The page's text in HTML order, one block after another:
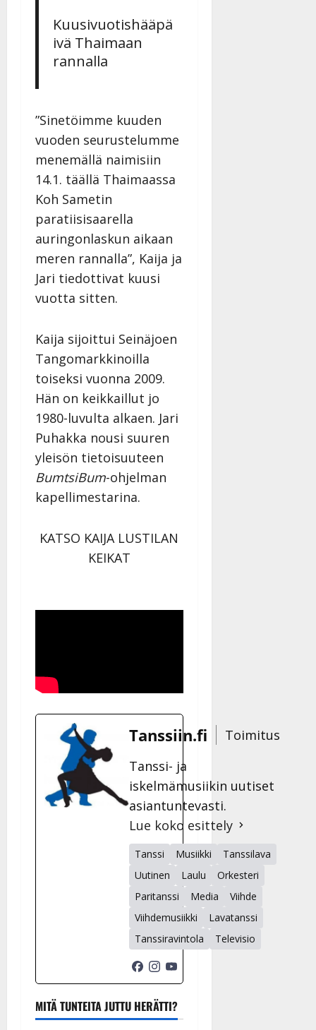
Kuusivuotishääpä
ivä Thaimaan
rannalla
”Sinetöimme kuuden
vuoden seurustelumme
menemällä naimisiin
14.1. täällä Thaimaassa
Koh Sametin
paratiisisaarella
auringonlaskun aikaan
meren rannalla”, Kaija ja
Jari tiedottivat kuusi
vuotta sitten.
Kaija sijoittui Seinäjoen
Tangomarkkinoilla
toiseksi vuonna 2009.
Hän on keikkaillut jo
1980-luvulta alkaen. Jari
Puhakka nousi suuren
yleisön tietoisuuteen
BumtsiBum-ohjelman
kapellimestarina.
KATSO KAIJA LUSTILAN
KEIKAT
Tanssiin.fi
Toimitus
Tanssi- ja
iskelmämusiikin uutiset
asiantuntevasti.
Lue koko esittely
Tanssi Musiikki
Tanssilava
Uutinen
Laulu
Orkesteri
Paritanssi
Media
Viihde
Viihdemusiikki
Lavatanssi
Tanssiravintola
Televisio
MITÄ TUNTEITA JUTTU HERÄTTI?